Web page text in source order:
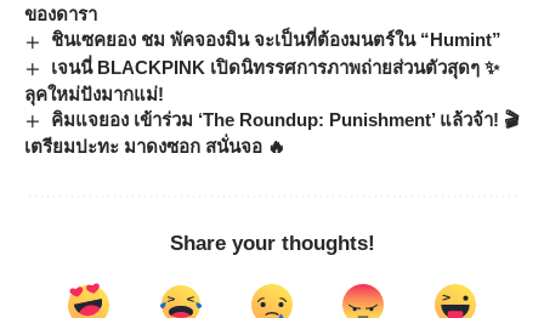
ของดารา
ชินเซคยอง ชม พัคจองมิน จะเป็นที่ต้องมนตร์ใน “Humint”
เจนนี่ BLACKPINK เปิดนิทรรศการภาพถ่ายส่วนตัวสุดๆ ✨
ลุคใหม่ปังมากแม่!
คิมแจยอง เข้าร่วม ‘The Roundup: Punishment’ แล้วจ้า! 🎬
เตรียมปะทะ มาดงซอก สนั่นจอ 🔥
Share your thoughts!